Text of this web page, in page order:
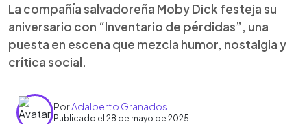
La compañía salvadoreña Moby Dick festeja su
aniversario con “Inventario de pérdidas”, una
puesta en escena que mezcla humor, nostalgia y
crítica social.
PorAdalberto Granados
Publicado el 28 de mayo de 2025